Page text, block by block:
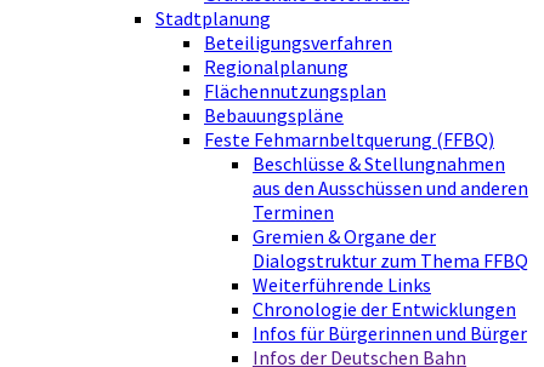
Stadtplanung
Beteiligungsverfahren
Regionalplanung
Flächennutzungsplan
Bebauungspläne
Feste Fehmarnbeltquerung (FFBQ)
Beschlüsse & Stellungnahmen
aus den Ausschüssen und anderen
Terminen
Gremien & Organe der
Dialogstruktur zum Thema FFBQ
Weiterführende Links
Chronologie der Entwicklungen
Infos für Bürgerinnen und Bürger
Infos der Deutschen Bahn